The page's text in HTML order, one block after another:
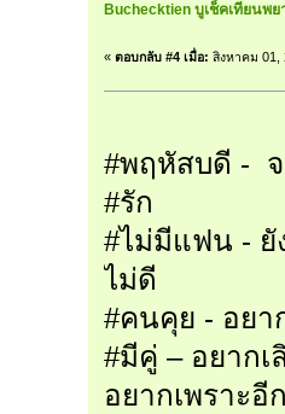
Buchecktien บูเช็คเทียนพ
« ตอบกลับ #4 เมื่อ: สิงหาคม 01,
#พฤหัสบดี -
#รัก
#ไม่มีแฟน - ยั
ไม่ดี
#คนคุย - อยา
#มีคู่ – อยาก
อยากเพราะอี